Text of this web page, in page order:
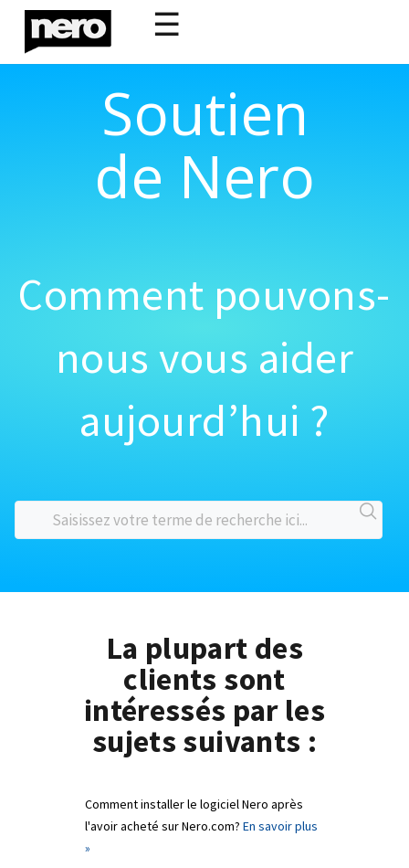
☰
Soutien
de Nero
Comment pouvons-
nous vous aider
aujourd’hui ?
La plupart des
clients sont
intéressés par les
sujets suivants :
Comment installer le logiciel Nero après
l'avoir acheté sur Nero.com? En savoir plus
»